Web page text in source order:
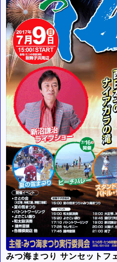
みつ海まつり サンセットフ